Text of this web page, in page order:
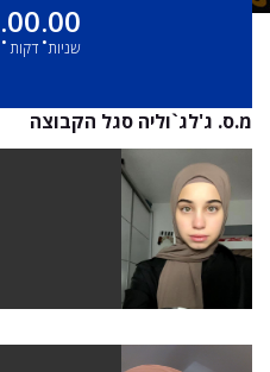
:00
דקות :00
שניות
מ.ס. ג'לג`וליה סגל הקבוצה